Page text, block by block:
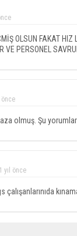
OLSUN FAKAT HIZ
VE PERSONEL
önce
olmuş. Şu
yıl önce